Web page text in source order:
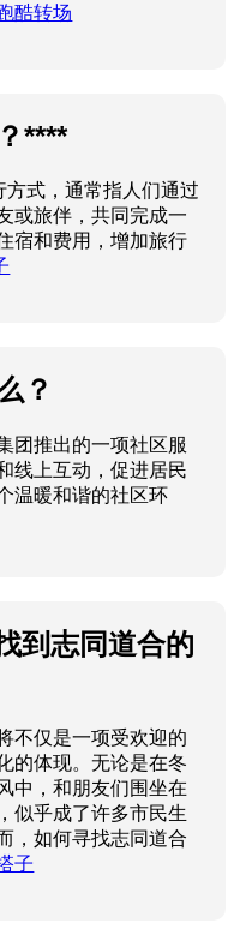
酷转场
****
方式，通常指人们通过
或旅伴，共同完成一
宿和费用，增加旅行
？
团推出的一项社区服
线上互动，促进居民
温暖和谐的社区环
到志同道合的
不仅是一项受欢迎的
的体现。无论是在冬
中，和朋友们围坐在
似乎成了许多市民生
，如何寻找志同道合
子